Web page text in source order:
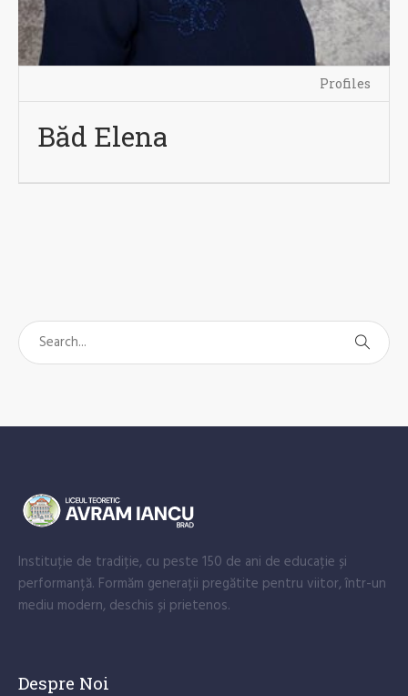
Profiles
Băd Elena
Instituție de tradiție, cu peste 150 de ani de educație și
performanță. Formăm generații pregătite pentru viitor, într-un
mediu modern, deschis și prietenos.
Despre Noi